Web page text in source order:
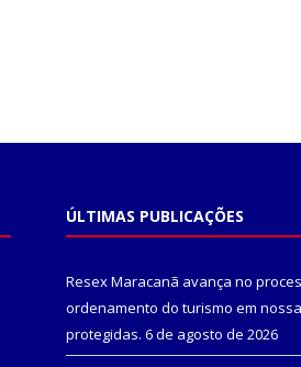
ÚLTIMAS PUBLICAÇÕES
Resex Maracanã avança no
ordenamento do turismo em
protegidas. 6 de agosto de 2026